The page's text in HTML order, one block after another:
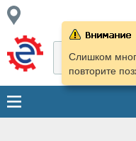
Слишком
повторите